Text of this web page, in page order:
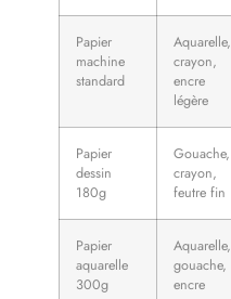
Papier
machine
standard
Aquarelle,
crayon,
encre
légère
Papier
dessin
180g
Gouache,
crayon,
feutre fin
Papier
aquarelle
300g
Aquarelle,
gouache,
encre